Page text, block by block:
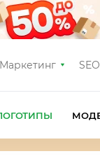
Маркетинг SEO